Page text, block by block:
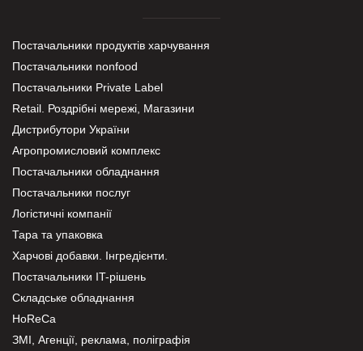
Постачальники продуктів харчування
Постачальники nonfood
Постачальники Private Label
Retail. Роздрібні мережі, Магазини
Дистрибутори України
Агропромисловий комплекс
Постачальники обладнання
Постачальники послуг
Логістичні компанії
Тара та упаковка
Харчові добавки. Інгредієнти.
Постачальники IT-рішень
Складське обладнання
HoReCa
ЗМІ, Агенції, реклама, поліграфія